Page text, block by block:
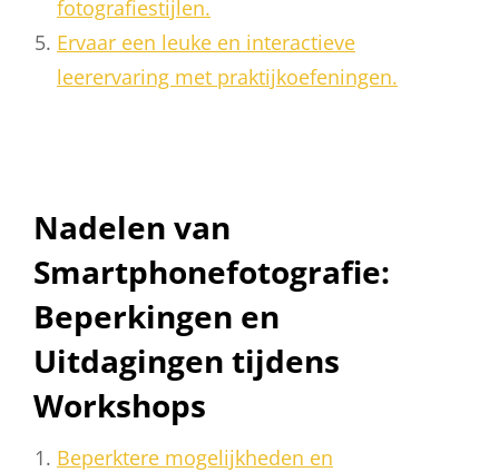
fotografiestijlen.
Ervaar een leuke en interactieve
leerervaring met praktijkoefeningen.
Nadelen van
Smartphonefotografie:
Beperkingen en
Uitdagingen tijdens
Workshops
Beperktere mogelijkheden en